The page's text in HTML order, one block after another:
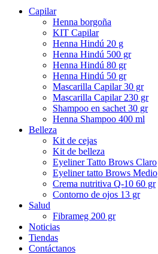
Capilar
Henna borgoña
KIT Capilar
Henna Hindú 20 g
Henna Hindú 500 gr
Henna Hindú 80 gr
Henna Hindú 50 gr
Mascarilla Capilar 30 gr
Mascarilla Capilar 230 gr
Shampoo en sachet 30 gr
Henna Shampoo 400 ml
Belleza
Kit de cejas
Kit de belleza
Eyeliner Tatto Brows Claro
Eyeliner tatto Brows Medio
Crema nutritiva Q-10 60 gr
Contorno de ojos 13 gr
Salud
Fibrameg 200 gr
Noticias
Tiendas
Contáctanos